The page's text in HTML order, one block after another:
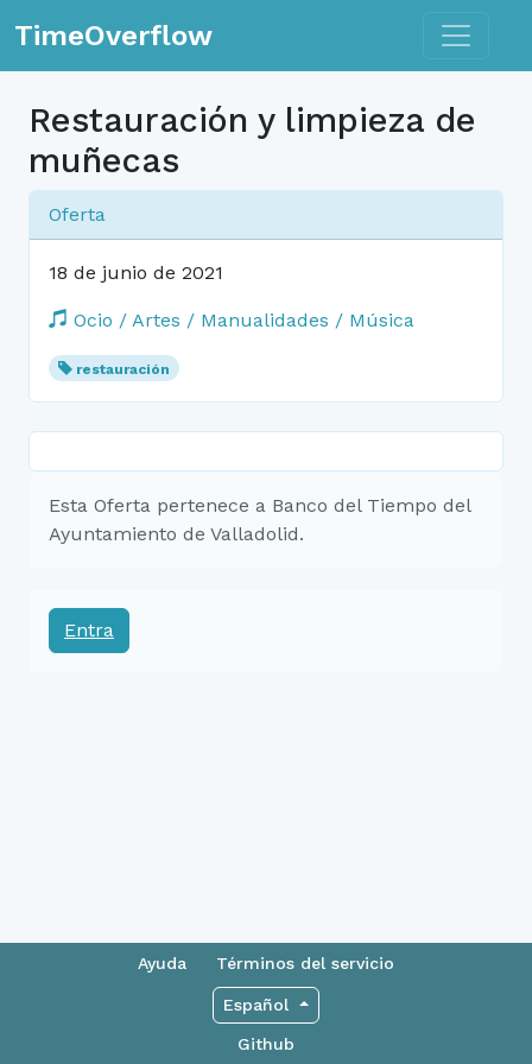
TimeOverflow Toggle
Restauración y limpieza de
muñecas
Oferta
18 de junio de 2021
Ocio / Artes / Manualidades / Música
restauración
Esta Oferta pertenece a Banco del Tiempo del
Ayuntamiento de Valladolid.
Entra
Ayuda Términos del servicio
Español
Github